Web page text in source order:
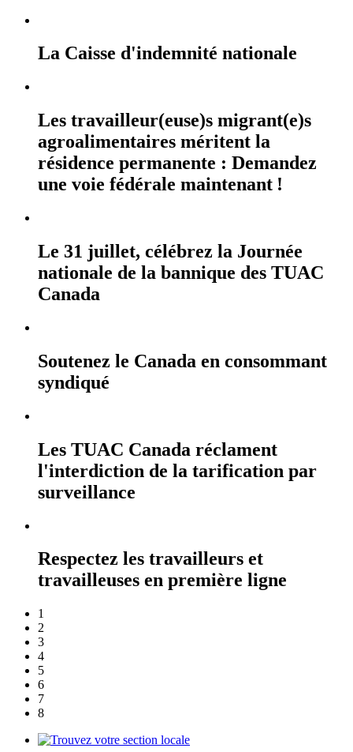
La Caisse d'indemnité nationale
Les travailleur(euse)s migrant(e)s
agroalimentaires méritent la
résidence permanente : Demandez
une voie fédérale maintenant !
Le 31 juillet, célébrez la Journée
nationale de la bannique des TUAC
Canada
Soutenez le Canada en consommant
syndiqué
Les TUAC Canada réclament
l'interdiction de la tarification par
surveillance
Respectez les travailleurs et
travailleuses en première ligne
1
2
3
4
5
6
7
8